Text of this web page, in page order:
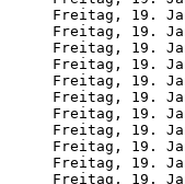
Freitag, 19.
Freitag, 19.
Freitag, 19.
Freitag, 19.
Freitag, 19.
Freitag, 19.
Freitag, 19.
Freitag, 19.
Freitag, 19.
Freitag, 19.
Freitag, 19.